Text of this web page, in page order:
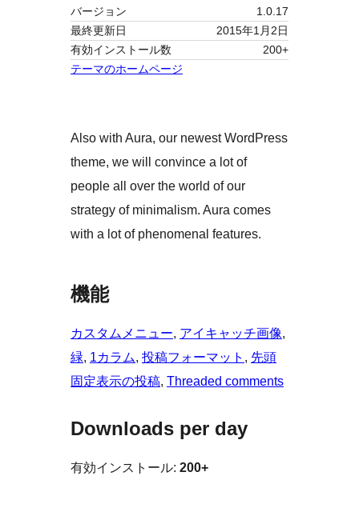
バージョン
1.0.17
最終更新日
2015年1月2日
有効インストール数
200+
テーマのホームページ
Also with Aura, our newest WordPress
theme, we will convince a lot of
people all over the world of our
strategy of minimalism. Aura comes
with a lot of phenomenal features.
機能
カスタムメニュー, アイキャッチ画像
緑, 1カラム, 投稿フォーマット , 先頭
固定表示の投稿, Threaded comments
Downloads per day
有効インストール: 200+